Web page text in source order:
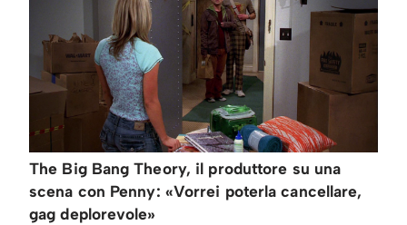
The Big Bang Theory, il produttore su una
scena con Penny: «Vorrei poterla cancellare,
gag deplorevole»